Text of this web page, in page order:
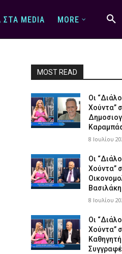
MEDIA MORE
MOST READ
Οι
Χούντα”
8 Ιουλίου
Οι
Χούντα”
Βασιλάκη
8 Ιουλίου
Οι
Χούντα”